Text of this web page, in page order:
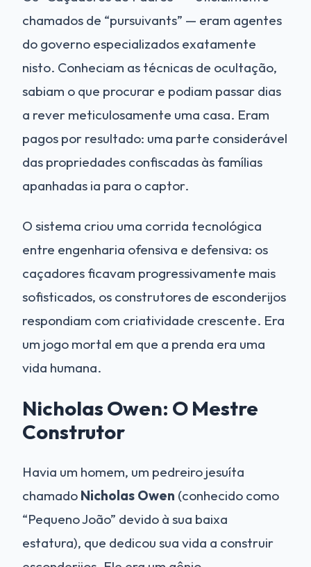
chamados de “pursuivants” — eram agentes
do governo especializados exatamente
nisto. Conheciam as técnicas de ocultação,
sabiam o que procurar e podiam passar dias
a rever meticulosamente uma casa. Eram
pagos por resultado: uma parte considerável
das propriedades confiscadas às famílias
apanhadas ia para o captor.
O sistema criou uma corrida tecnológica
entre engenharia ofensiva e defensiva: os
caçadores ficavam progressivamente mais
sofisticados, os construtores de esconderijos
respondiam com criatividade crescente. Era
um jogo mortal em que a prenda era uma
vida humana.
Nicholas Owen: O Mestre
Construtor
Havia um homem, um pedreiro jesuíta
chamado Nicholas Owen (conhecido como
“Pequeno João” devido à sua baixa
estatura), que dedicou sua vida a construir